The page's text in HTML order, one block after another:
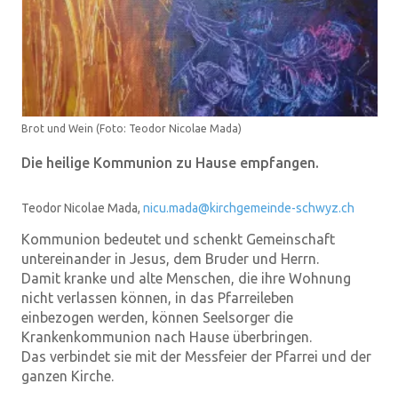
Brot und Wein (Foto: Teodor Nicolae Mada)
Die heilige Kommunion zu Hause empfangen.
Teodor Nicolae Mada, nicu.mada@kirchgemeinde-schwyz.ch
Kommunion bedeutet und schenkt Gemeinschaft
untereinander in Jesus, dem Bruder und Herrn.
Damit kranke und alte Menschen, die ihre Wohnung
nicht verlassen können, in das Pfarreileben
einbezogen werden, können Seelsorger die
Krankenkommunion nach Hause überbringen.
Das verbindet sie mit der Messfeier der Pfarrei und der
ganzen Kirche.